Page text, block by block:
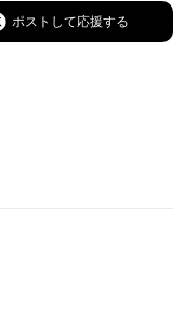
＿＿＿
ゼタケル
ポストして応援する